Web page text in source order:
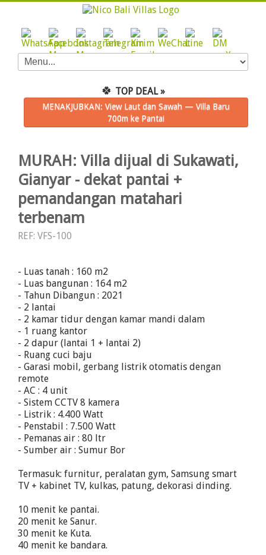
🍀 TOP DEAL »
MENAKJUBKAN: View Laut dan Sawah — Villa Baru
700m ke Pantai
MURAH: Villa dijual di Sukawati,
Gianyar - dekat pantai +
pemandangan matahari
terbenam
REF: VFS-100
- Luas tanah : 160 m2
- Luas bangunan : 164 m2
- Tahun Dibangun : 2021
- 2 lantai
- 2 kamar tidur dengan kamar mandi dalam
- 1 ruang kantor
- 2 dapur (lantai 1 + lantai 2)
- Ruang cuci baju
- Garasi mobil, gerbang listrik otomatis dengan
remote
- AC : 4 unit
- Sistem CCTV 8 kamera
- Listrik : 4.400 Watt
- Penstabil : 7.500 Watt
- Pemanas air : 80 ltr
- Sumber air : Sumur Bor
Termasuk: furnitur, peralatan gym, Samsung smart
TV + kabinet TV, kulkas, patung, dekorasi dinding.
10 menit ke pantai.
20 menit ke Sanur.
30 menit ke Kuta.
40 menit ke bandara.